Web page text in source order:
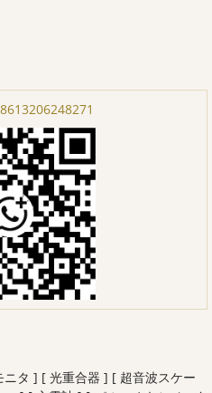
ニタ ] [ 光重合器 ] [ 超音波スケー